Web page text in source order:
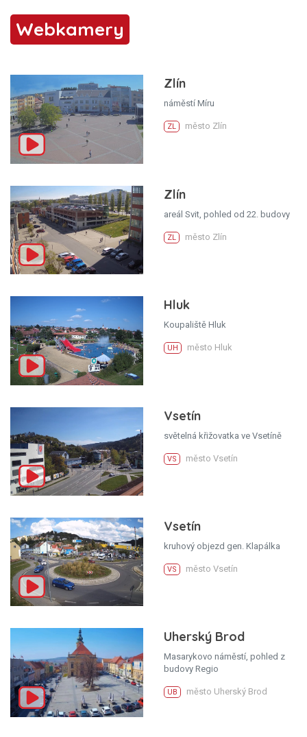
Webkamery
Zlín
náměstí Míru
ZL město Zlín
Zlín
areál Svit, pohled od 22. budovy
ZL město Zlín
Hluk
Koupaliště Hluk
UH město Hluk
Vsetín
světelná křižovatka ve Vsetíně
VS město Vsetín
Vsetín
kruhový objezd gen. Klapálka
VS město Vsetín
Uherský Brod
Masarykovo náměstí, pohled z
budovy Regio
UB město Uherský Brod